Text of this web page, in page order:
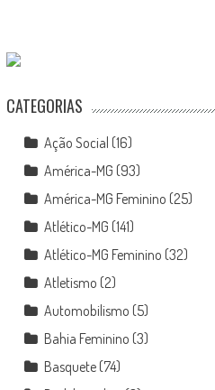
CATEGORIAS
Ação Social (16)
América-MG (93)
América-MG Feminino (25)
Atlético-MG (141)
Atlético-MG Feminino (32)
Atletismo (2)
Automobilismo (5)
Bahia Feminino (3)
Basquete(74)